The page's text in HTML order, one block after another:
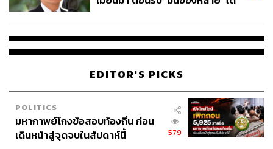
EDITOR'S PICKS
POLITICS
มหากาพย์โกงข้อสอบท้องถิ่น ก่อน
เดินหน้าสู่จุดจบในสัปดาห์นี้
579